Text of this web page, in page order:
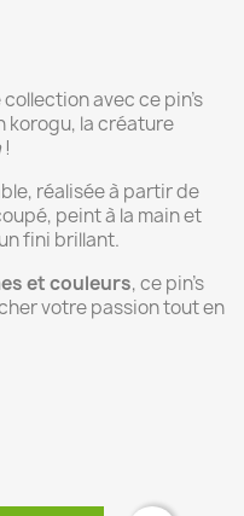
avec ce pin's
korogu, la créature
!
réalisée à partir de
peint à la main et
fini brillant.
et couleurs, ce pin’s
votre passion tout en